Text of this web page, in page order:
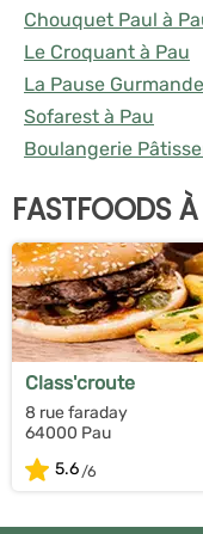
Chouquet Paul à
Le Croquant à Pau
La Pause
Sofarest à Pau
Boulangerie
FASTFOODS
Class'croute
8 rue faraday
64000 Pau
5.6